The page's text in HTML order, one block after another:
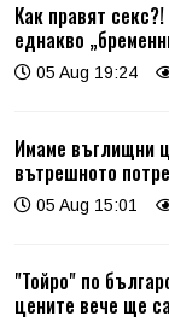
Как правят
еднакво
05 Aug 19:24
Имаме въглищни
вътрешното
05 Aug 15:01
"Тойро" по
цените вече ще